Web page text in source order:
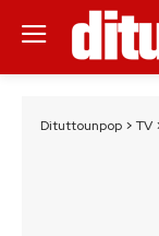
Dituttounpop > TV